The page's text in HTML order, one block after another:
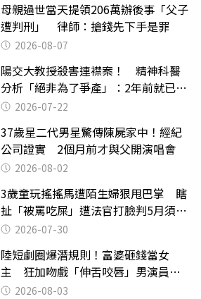
母親過世當天提領206萬辦後事「父子
遭判刑」 律師：搶錢先下手是罪
2026-08-07
陽交大教授殺害連襟案！ 精神科醫
分析「絕非為了爭產」：2年前就已言
行詭異
2026-07-22
37歲星二代男星驚傳陳屍家中！經紀
公司證實 2個月前才與父開演唱會
2026-08-02
3歲童玩搖搖馬遭陌生婦狠甩巴掌 瞎
扯「被罵吃屎」遭法官打臉判5月須入
監 2026-07-30
陸短劇圈爆潛規則！富婆砸錢當女
主 狂加吻戲「伸舌咬唇」男演員崩
潰 2026-08-03